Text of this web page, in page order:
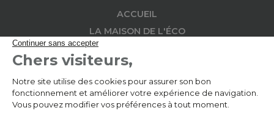
ACCUEIL
LA MAISON DE L'ÉCO
IMPLANTATION
L'ACTU
L'AGENDA